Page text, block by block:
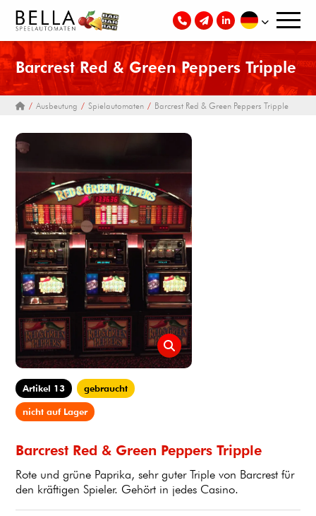
Barcrest Red & Green Peppers Tripple
Ausbeutung Spielautomaten Barcrest Red & Green Peppers Tripple
Barcrest Red & Green Peppers Tripple
Rote und grüne Paprika, sehr guter Triple von Barcrest für
den kräftigen Spieler. Gehört in jedes Casino.
Artikel 13 gebraucht
nicht auf Lager